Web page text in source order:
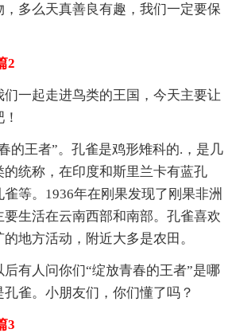
，多么天真善良有趣，我们一定要保
2
一起走进鸟类的王国，今天主要让
的王者”。孔雀是鸡形雉科的.，是几
统称，在印度和斯里兰卡有蓝孔
等。1936年在刚果发现了刚果非洲
生活在云南西部和南部。孔雀喜欢
地方活动，附近大多是农田。
有人问你们“绽放青春的王者”是哪
雀。小朋友们，你们懂了吗？
3